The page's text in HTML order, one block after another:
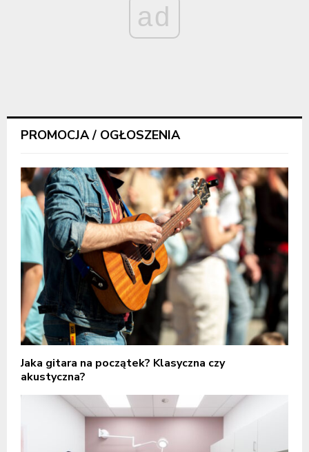
ad
PROMOCJA / OGŁOSZENIA
Jaka gitara na początek? Klasyczna czy
akustyczna?